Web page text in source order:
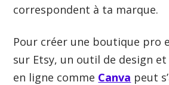
correspondent à ta marque.
Pour créer une boutique pro
sur Etsy, un outil de design
en ligne comme Canva peut